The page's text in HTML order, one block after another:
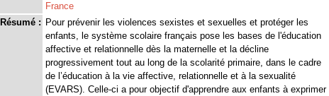
France
Résumé : Pour prévenir les violences sexistes et sexuelles et protéger les
enfants, le système scolaire français pose les bases de l'éducation
affective et relationnelle dès la maternelle et la décline
progressivement tout au long de la scolarité primaire, dans le cadre
de l’éducation à la vie affective, relationnelle et à la sexualité
(EVARS). Celle-ci a pour objectif d'apprendre aux enfants à exprimer